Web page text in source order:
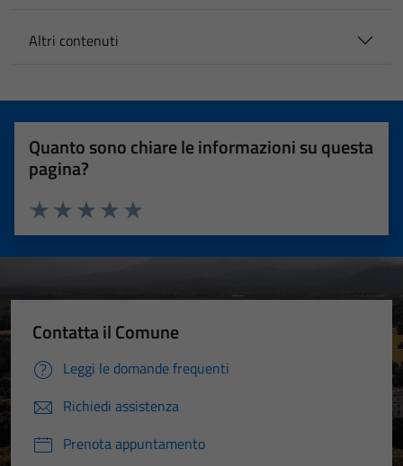
Altri contenuti
Quanto sono chiare le informazioni su questa
pagina?
Valuta 5 stelle su 5
Valuta 4 stelle su 5
Valuta 3 stelle su 5
Valuta 2 stelle su 5
Valuta 1 stelle su 5
Contatta il Comune
Leggi le domande frequenti
Richiedi assistenza
Prenota appuntamento